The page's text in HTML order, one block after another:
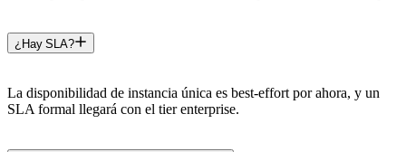
¿Hay SLA?
La disponibilidad de instancia única es best-effort por ahora, y un
SLA formal llegará con el tier enterprise.